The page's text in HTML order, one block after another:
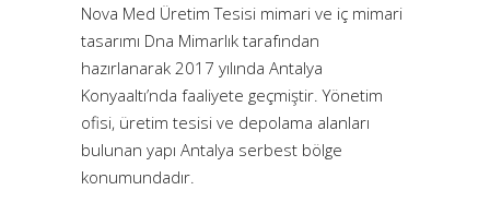
Nova Med Üretim Tesisi mimari ve iç mimari
tasarımı Dna Mimarlık tarafından
hazırlanarak 2017 yılında Antalya
Konyaaltı’nda faaliyete geçmiştir. Yönetim
ofisi, üretim tesisi ve depolama alanları
bulunan yapı Antalya serbest bölge
konumundadır.